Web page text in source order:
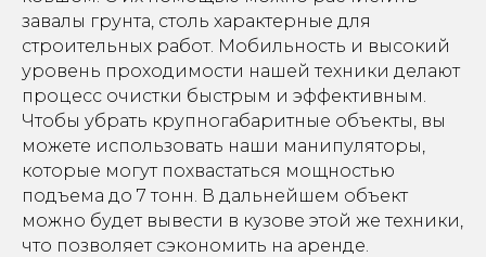
завалы грунта, столь характерные для
строительных работ. Мобильность и высокий
уровень проходимости нашей техники делают
процесс очистки быстрым и эффективным.
Чтобы убрать крупногабаритные объекты, вы
можете использовать наши манипуляторы,
которые могут похвастаться мощностью
подъема до 7 тонн. В дальнейшем объект
можно будет вывести в кузове этой же техники,
что позволяет сэкономить на аренде.